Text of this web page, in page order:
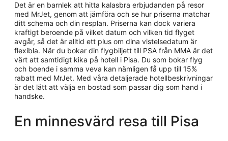
Det är en barnlek att hitta kalasbra erbjudanden på resor
med MrJet, genom att jämföra och se hur priserna matchar
ditt schema och din resplan. Priserna kan dock variera
kraftigt beroende på vilket datum och vilken tid flyget
avgår, så det är alltid ett plus om dina vistelsedatum är
flexibla. När du bokar din flygbiljett till PSA från MMA är det
värt att samtidigt kika på hotell i Pisa. Du som bokar flyg
och boende i samma veva kan nämligen få upp till 15%
rabatt med MrJet. Med våra detaljerade hotellbeskrivningar
är det lätt att välja en bostad som passar dig som hand i
handske.
En minnesvärd resa till Pisa